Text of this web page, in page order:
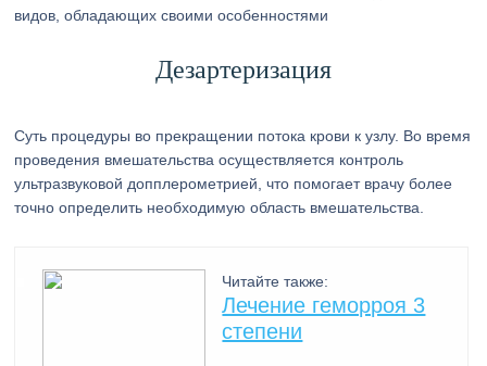
видов, обладающих своими особенностями
Дезартеризация
Суть процедуры во прекращении потока крови к узлу. Во время
проведения вмешательства осуществляется контроль
ультразвуковой допплерометрией, что помогает врачу более
точно определить необходимую область вмешательства.
Читайте также:
Лечение геморроя 3
степени